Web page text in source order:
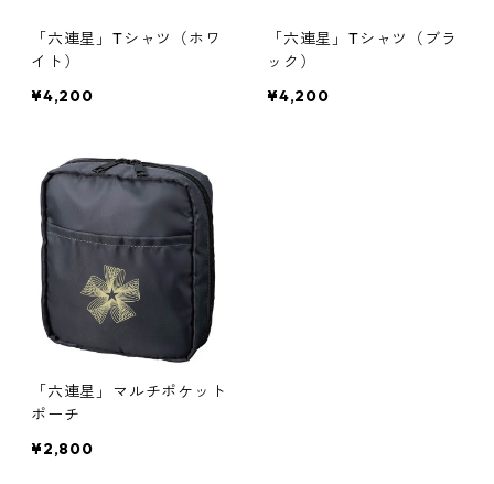
「六連星」Tシャツ（ホワ
イト）
¥4,200
「六連星」Tシャツ（ブラ
ック）
¥4,200
「六連星」マルチポケット
ポーチ
¥2,800